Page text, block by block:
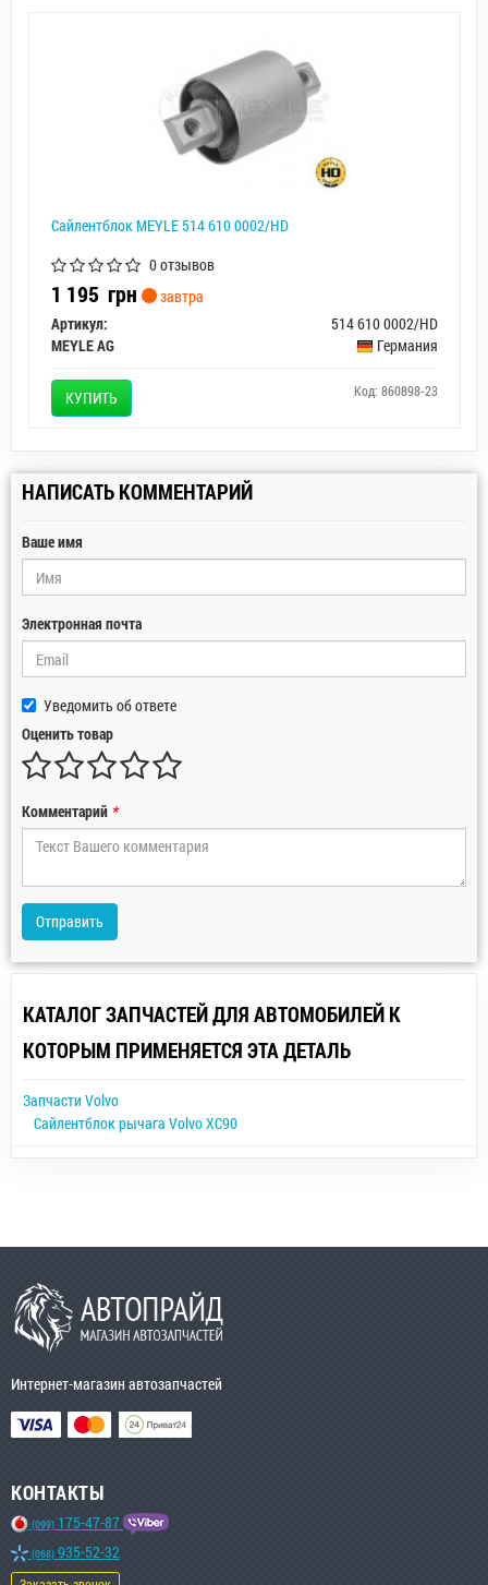
Сайлентблок MEYLE 514 610 0002/HD
0 отзывов
1 195 грн
завтра
Артикул:
514 610 0002/HD
MEYLE AG
Германия
КУПИТЬ Код: 860898-23
НАПИСАТЬ КОММЕНТАРИЙ
Ваше имя
Электронная почта
Уведомить об ответе
Оценить товар
Комментарий *
Отправить
КАТАЛОГ ЗАПЧАСТЕЙ ДЛЯ АВТОМОБИЛЕЙ К
КОТОРЫМ ПРИМЕНЯЕТСЯ ЭТА ДЕТАЛЬ
Запчасти Volvo
Сайлентблок рычага Volvo XC90
Интернет-магазин автозапчастей
КОНТАКТЫ
(099) 175-47-87
(068) 935-52-32